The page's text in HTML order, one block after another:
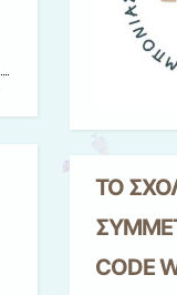
ΤΟ
CODE